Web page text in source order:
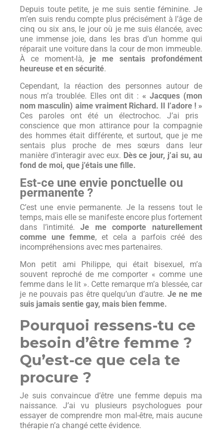
Depuis toute petite, je me suis sentie féminine. Je
m’en suis rendu compte plus précisément à l’âge de
cinq ou six ans, le jour où je me suis élancée, avec
une immense joie, dans les bras d’un homme qui
réparait une voiture dans la cour de mon immeuble.
À ce moment-là, je me sentais profondément
heureuse et en sécurité.
Cependant, la réaction des personnes autour de
nous m’a troublée. Elles ont dit : « Jacques (mon
nom masculin) aime vraiment Richard. Il l’adore ! »
Ces paroles ont été un électrochoc. J’ai pris
conscience que mon attirance pour la compagnie
des hommes était différente, et surtout, que je me
sentais plus proche de mes sœurs dans leur
manière d’interagir avec eux. Dès ce jour, j’ai su, au
fond de moi, que j’étais une fille.
Est-ce une envie ponctuelle ou
permanente ?
C’est une envie permanente. Je la ressens tout le
temps, mais elle se manifeste encore plus fortement
dans l’intimité.Je me comporte naturellement
comme une femme, et cela a parfois créé des
incompréhensions avec mes partenaires.
Mon petit ami Philippe, qui était bisexuel, m’a
souvent reproché de me comporter « comme une
femme dans le lit ». Cette remarque m’a blessée, car
je ne pouvais pas être quelqu’un d’autre. Je ne me
suis jamais sentie gay, mais bien femme.
Pourquoi ressens-tu ce
besoin d’être femme ?
Qu’est-ce que cela te
procure ?
Je suis convaincue d’être une femme depuis ma
naissance. J’ai vu plusieurs psychologues pour
essayer de comprendre mon mal-être, mais aucune
thérapie n’a changé cette évidence.